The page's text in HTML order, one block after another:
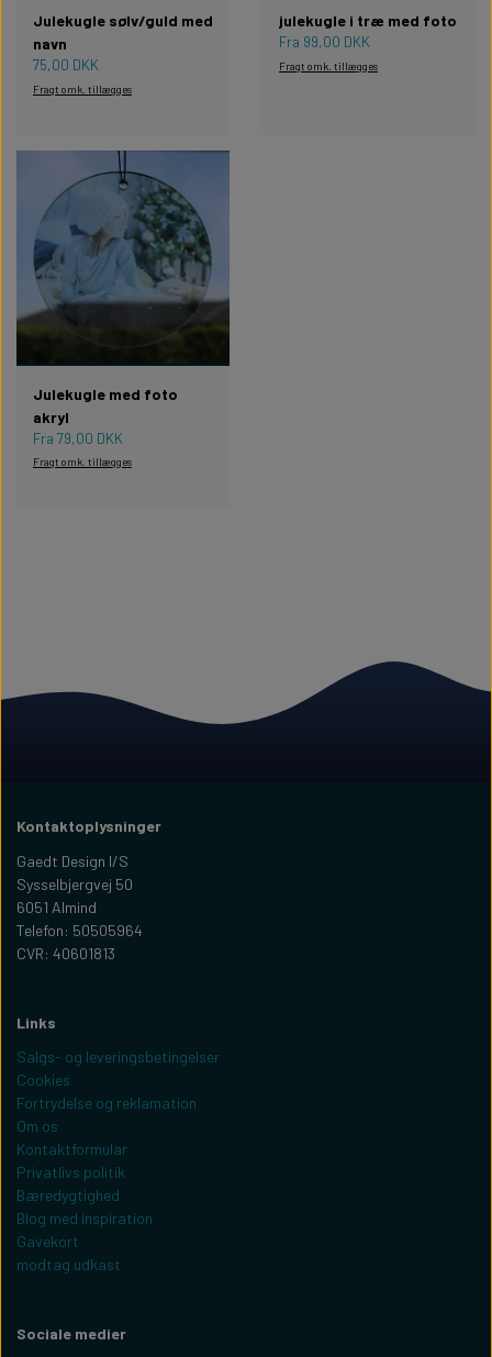
Julekugle sølv/guld med
navn
75,00 DKK
Fragt omk. tillægges
julekugle i træ med foto
Fra 99,00 DKK
Fragt omk. tillægges
Julekugle med foto
akryl
Fra 79,00 DKK
Fragt omk. tillægges
Kontaktoplysninger
Gaedt Design I/S
Sysselbjergvej 50
6051 Almind
Telefon: 50505964
CVR: 40601813
Links
Salgs- og leveringsbetingelser
Cookies
Fortrydelse og reklamation
Om os
Kontaktformular
Privatlivs politik
Bæredygtighed
Blog med inspiration
Gavekort
modtag udkast
Sociale medier